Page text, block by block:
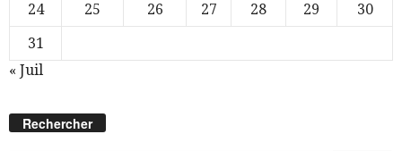
24
25 26 27 28 29
30
31
« Juil
Rechercher